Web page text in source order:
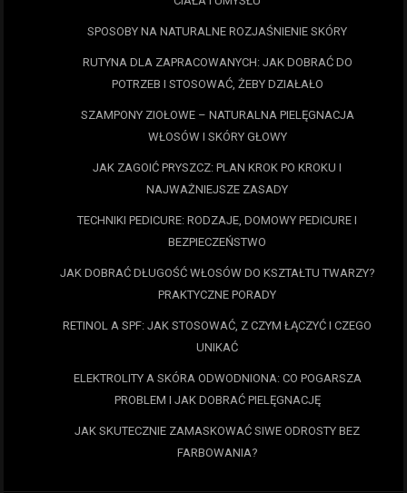
SPOSOBY NA NATURALNE ROZJAŚNIENIE SKÓRY
RUTYNA DLA ZAPRACOWANYCH: JAK DOBRAĆ DO
POTRZEB I STOSOWAĆ, ŻEBY DZIAŁAŁO
SZAMPONY ZIOŁOWE – NATURALNA PIELĘGNACJA
WŁOSÓW I SKÓRY GŁOWY
JAK ZAGOIĆ PRYSZCZ: PLAN KROK PO KROKU I
NAJWAŻNIEJSZE ZASADY
TECHNIKI PEDICURE: RODZAJE, DOMOWY PEDICURE I
BEZPIECZEŃSTWO
JAK DOBRAĆ DŁUGOŚĆ WŁOSÓW DO KSZTAŁTU TWARZY?
PRAKTYCZNE PORADY
RETINOL A SPF: JAK STOSOWAĆ, Z CZYM ŁĄCZYĆ I CZEGO
UNIKAĆ
ELEKTROLITY A SKÓRA ODWODNIONA: CO POGARSZA
PROBLEM I JAK DOBRAĆ PIELĘGNACJĘ
JAK SKUTECZNIE ZAMASKOWAĆ SIWE ODROSTY BEZ
FARBOWANIA?